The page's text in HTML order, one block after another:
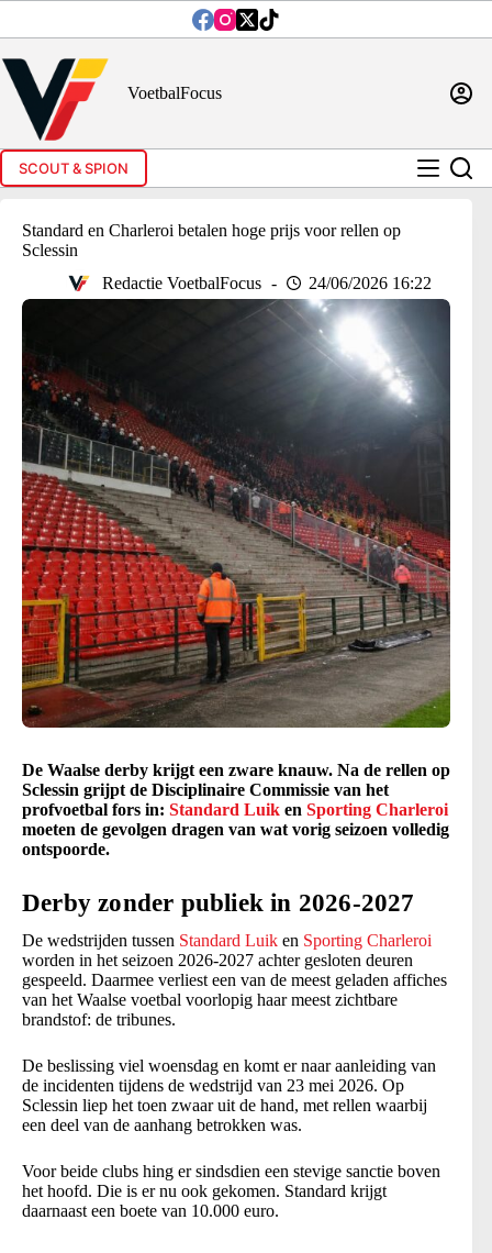
inhoud
VoetbalFocus
SCOUT & SPION
Standard en Charleroi betalen hoge prijs voor rellen op
Sclessin
Redactie VoetbalFocus
24/06/2026 16:22
De Waalse derby krijgt een zware knauw. Na de rellen op
Sclessin grijpt de Disciplinaire Commissie van het
profvoetbal fors in: Standard Luik en Sporting Charleroi
moeten de gevolgen dragen van wat vorig seizoen volledig
ontspoorde.
Derby zonder publiek in 2026-2027
De wedstrijden tussen Standard Luik en Sporting Charleroi
worden in het seizoen 2026-2027 achter gesloten deuren
gespeeld. Daarmee verliest een van de meest geladen affiches
van het Waalse voetbal voorlopig haar meest zichtbare
brandstof: de tribunes.
De beslissing viel woensdag en komt er naar aanleiding van
de incidenten tijdens de wedstrijd van 23 mei 2026. Op
Sclessin liep het toen zwaar uit de hand, met rellen waarbij
een deel van de aanhang betrokken was.
Voor beide clubs hing er sindsdien een stevige sanctie boven
het hoofd. Die is er nu ook gekomen. Standard krijgt
daarnaast een boete van 10.000 euro.